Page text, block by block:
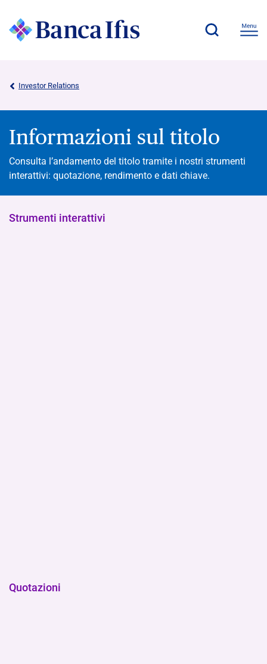
Investor Relations
Informazioni sul titolo
Consulta l’andamento del titolo tramite i nostri strumenti
interattivi: quotazione, rendimento e dati chiave.
Strumenti interattivi
Quotazioni